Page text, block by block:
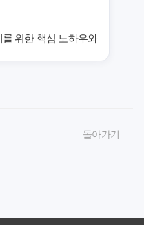
위한 핵심 노하우와
가 있을까? 내게 맞는
돌아가기